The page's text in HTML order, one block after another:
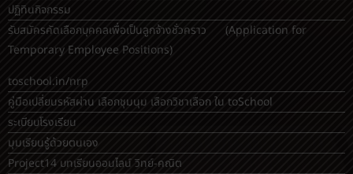
ปฏิทินกิจกรรม
รับสมัครคัดเลือกบุคคลเพื่อเป็นลูกจ้างชั่วคราว (Application for
Temporary Employee Positions)
toschool.in/nrp
คู่มือเปลี่ยนรหัสผ่าน เลือกชุมนุม เลือกวิชาเลือก ใน toSchool
ระเบียบโรงเรียน
มุมเรียนรู้ด้วยตนเอง
Project14 บทเรียนออนไลน์ วิทย์-คณิต